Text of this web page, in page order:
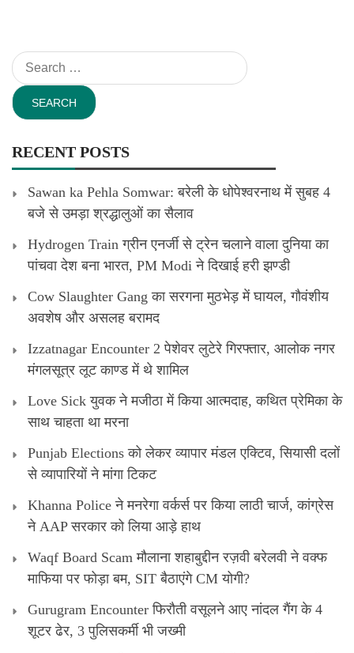
Search
for:
RECENT POSTS
Sawan ka Pehla Somwar: बरेली के धोपेश्वरनाथ में सुबह 4
बजे से उमड़ा श्रद्धालुओं का सैलाव
Hydrogen Train ग्रीन एनर्जी से ट्रेन चलाने वाला दुनिया का
पांचवा देश बना भारत, PM Modi ने दिखाई हरी झण्डी
Cow Slaughter Gang का सरगना मुठभेड़ में घायल, गौवंशीय
अवशेष और असलह बरामद
Izzatnagar Encounter 2 पेशेवर लुटेरे गिरफ्तार, आलोक नगर
मंगलसूत्र लूट काण्‍ड में थे शामिल
Love Sick युवक ने मजीठा में किया आत्मदाह, कथित प्रेमिका के
साथ चाहता था मरना
Punjab Elections को लेकर व्यापार मंडल एक्टिव, सियासी दलों
से व्यापारियों ने मांगा टिकट
Khanna Police ने मनरेगा वर्कर्स पर किया लाठी चार्ज, कांग्रेस
ने AAP सरकार को लिया आड़े हाथ
Waqf Board Scam मौलाना शहाबुद्दीन रज़वी बरेलवी ने वक्फ
माफिया पर फोड़ा बम, SIT बैठाएंगे CM योगी?
Gurugram Encounter फिरौती वसूलने आए नांदल गैंग के 4
शूटर ढेर, 3 पुलिसकर्मी भी जख्मी